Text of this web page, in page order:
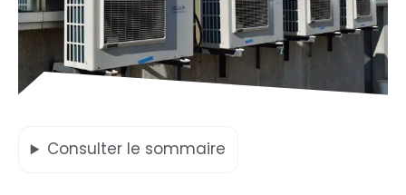
Consulter le sommaire